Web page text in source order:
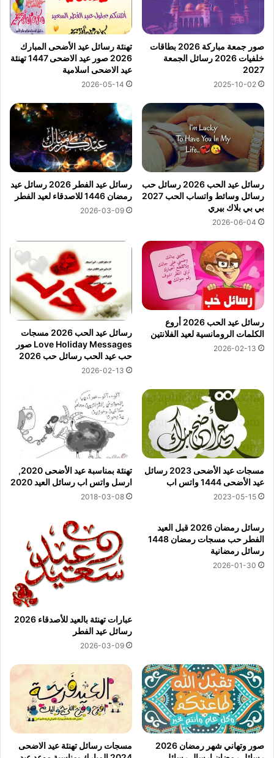
صور جمعة مباركة 2026 بطاقات
خلفيات 2026 رسائل الجمعة
2027
2025-10-02
تهنئة رسائل عيد الأضحى المبارك
2026 صور عيد الاضحى 1447 تهنئة
عيد الاضحى اسلامية
2026-05-14
رسائل عيد الحب 2026 رسائل حب
رسائل وسائط واتساب الحب 2027
بي بي بلاك بيري
2026-06-04
رسائل عيد الفطر 2026 رسائل عيد
رمضان 1446 للاصدقاء لعيد الفطر
2026-03-09
رسائل عيد الحب 2026 أروع
الكلمات الرومانسية لعيد الفلانتين
2026-02-13
رسائل عيد الحب 2026 مسجات
Love Holiday Messages صور
حب عيد الحب رسائل حب 2026
2026-02-13
مسجات عيد الأضحى 2023 رسائل
عيد الأضحى 1444 واتس اب
2023-05-15
تهنئة بمناسبة عيد الأضحى 2020,
ارسل واتس اب رسائل العيد 2020
2018-03-08
رسائل رمضان 2026 قبل العيد
الفطر حب مسجات رمضان 1448
رسائل رمضانية
2026-01-30
عبارات تهنئة بالعيد للأصدقاء 2026
رسائل عيد الفطر
2026-03-09
صور وتهاني شهر رمضان 2026
مسجات رسائل تهنئة عيد الاضحى